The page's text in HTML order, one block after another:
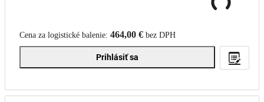
Cena za logistické balenie: 464,00 € bez DPH
Prihlásiť sa